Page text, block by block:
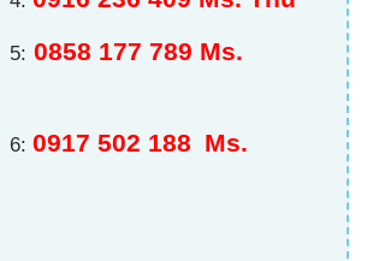
5: 0858 177 789 Ms.
6:0917 502 188 Ms.